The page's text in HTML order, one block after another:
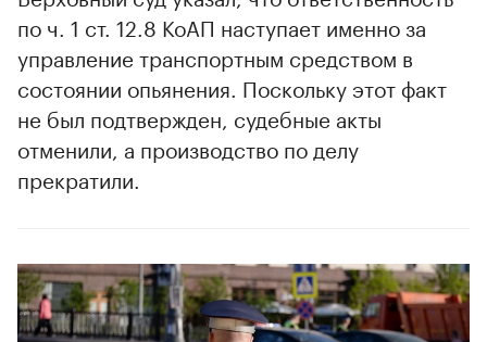
по ч. 1 ст. 12.8 КоАП наступает именно за
управление транспортным средством в
состоянии опьянения. Поскольку этот факт
не был подтвержден, судебные акты
отменили, а производство по делу
прекратили.